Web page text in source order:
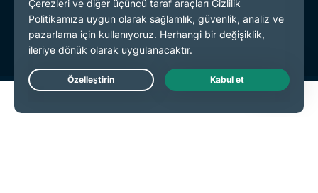
Hizmet Koşulları
Çerez Tercihleri
Live Chat